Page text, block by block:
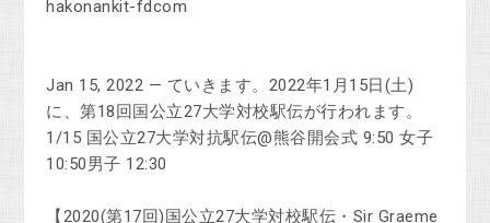
hakonankit-fdcom
Jan 15, 2022 — ていきます。2022年1月15日(土)
に、第18回国公立27大学対校駅伝が行われます。
1/15 国公立27大学対抗駅伝@熊谷開会式 9:50 女子
10:50男子 12:30
【2020(第17回)国公立27大学対校駅伝・Sir Graeme